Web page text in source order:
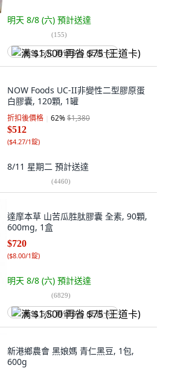
明天 8/8 (六) 預計送達
(155)
满 $1,500 再省 $75 (王道卡)
NOW Foods UC-II非變性二型膠原蛋
白膠囊, 120顆, 1罐
折扣後價格 62%$1,380
$512
($4.27/1錠)
8/11 星期二 預計送達
(4460)
達摩本草 山苦瓜胜肽膠囊 全素, 90顆,
600mg, 1盒
$720
($8.00/1錠)
明天 8/8 (六) 預計送達
(6829)
满 $1,500 再省 $75 (王道卡)
新港鄉農會 黑娘媽 青仁黑豆, 1包,
600g